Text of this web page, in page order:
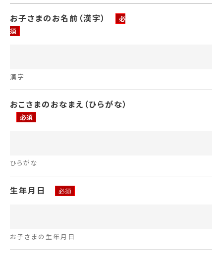
お子さまのお名前（漢字）
必
須
漢字
おこさまのおなまえ（ひらがな）
必須
ひらがな
生年月日 必須
お子さまの生年月日